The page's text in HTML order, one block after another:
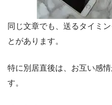
同じ文章でも、送るタイミ
とがあります。
特に別居直後は、お互い感
す。